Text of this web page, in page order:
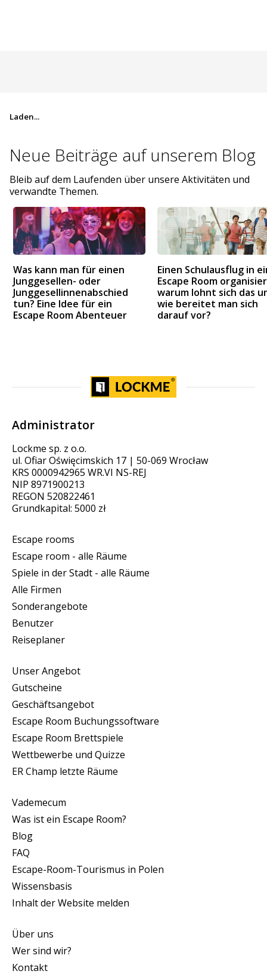
Laden...
Neue Beiträge aufunserem Blog
Bleib auf dem Laufenden über unsere Aktivitäten und
verwandte Themen.
Was kann man für einen
Junggesellen- oder
Junggesellinnenabschied
tun? Eine Idee für ein
Escape Room Abenteuer
Einen Schulausflug in
Escape Room
warum lohnt sich das
wie bereitet man sich
darauf vor?
Administrator
Lockme sp. z o.o.
ul. Ofiar Oświęcimskich 17 | 50-069 Wrocław
KRS 0000942965 WR.VI NS-REJ
NIP 8971900213
REGON 520822461
Grundkapital: 5000 zł
Escape rooms
Escape room - alle Räume
Spiele in der Stadt - alle Räume
Alle Firmen
Sonderangebote
Benutzer
Reiseplaner
Unser Angebot
Gutscheine
Geschäftsangebot
Escape Room Buchungssoftware
Escape Room Brettspiele
Wettbewerbe und Quizze
ER Champ letzte Räume
Vademecum
Was ist ein Escape Room?
Blog
FAQ
Escape-Room-Tourismus in Polen
Wissensbasis
Inhalt der Website melden
Über uns
Wer sind wir?
Kontakt